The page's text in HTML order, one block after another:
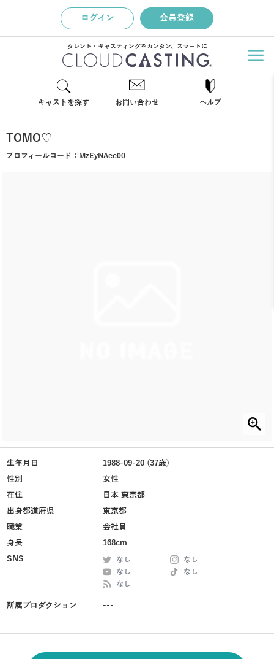
ログイン 会員登録
タレント・キャスティングをカンタン、スマートに
キャストを探す お問い合わせ ヘルプ
TOMO♡
プロフィールコード： MzEyNAee00
生年月日
1988-09-20 (37歳)
性別
女性
在住
日本 東京都
出身都道府県
東京都
職業
会社員
身長
168cm
SNS
なし
なし
なし
なし
なし
所属プロダクション ---